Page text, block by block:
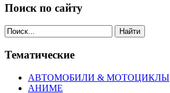
Поиск по сайту
Найти
Тематические
АВТОМОБИЛИ & МОТОЦИКЛЫ
АНИМЕ